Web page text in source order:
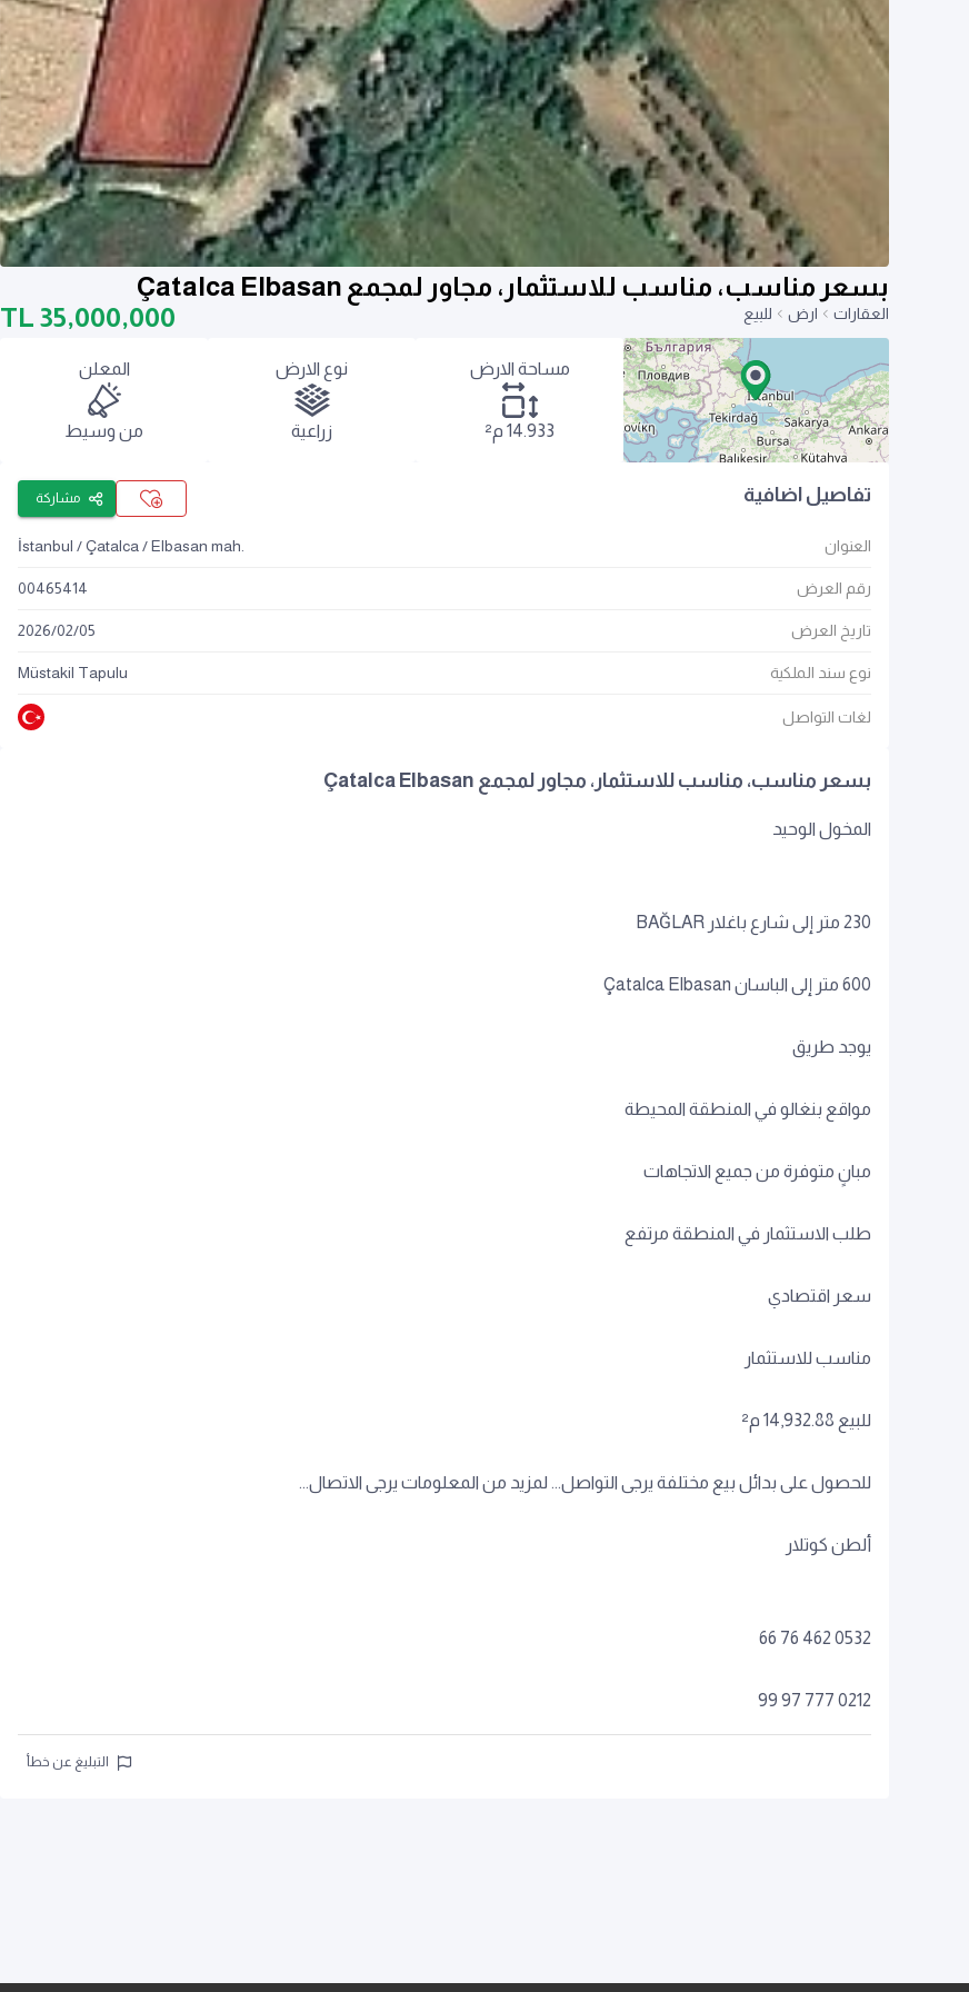
بسعر مناسب، مناسب للاستثمار، مجاور لمجمع Çatalca Elbasan
العقارات ارض للبيع 35,000,000
TL
مساحة الارض
14.933 م²
نوع الارض
زراعية
المعلن
من وسيط
تفاصيل اضافية مشاركة
العنوان İstanbul / Çatalca / Elbasan mah.
رقم العرض 00465414
تاريخ العرض 2026/02/05
نوع سند الملكية Müstakil Tapulu
لغات التواصل
بسعر مناسب، مناسب للاستثمار، مجاور لمجمع Çatalca Elbasan
المخول الوحيد
230 متر إلى شارع باغلار BAĞLAR
600 متر إلى الباسان Çatalca Elbasan
يوجد طريق
مواقع بنغالو في المنطقة المحيطة
مبانٍ متوفرة من جميع الاتجاهات
طلب الاستثمار في المنطقة مرتفع
سعر اقتصادي
مناسب للاستثمار
للبيع 14,932.88 م²
للحصول على بدائل بيع مختلفة يرجى التواصل... لمزيد من المعلومات يرجى الاتصال...
ألطن كوتلار
0532 462 76 66
0212 777 97 99
التبليغ عن خطأ